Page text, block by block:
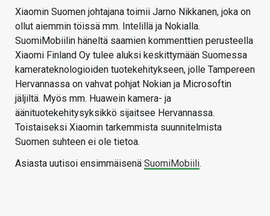
Xiaomin Suomen johtajana toimii Jarno Nikkanen, joka on
ollut aiemmin töissä mm. Intelillä ja Nokialla.
SuomiMobiilin häneltä saamien kommenttien perusteella
Xiaomi Finland Oy tulee aluksi keskittymään Suomessa
kamerateknologioiden tuotekehitykseen, jolle Tampereen
Hervannassa on vahvat pohjat Nokian ja Microsoftin
jäljiltä. Myös mm. Huawein kamera- ja
äänituotekehitysyksikkö sijaitsee Hervannassa.
Toistaiseksi Xiaomin tarkemmista suunnitelmista
Suomen suhteen ei ole tietoa.
Asiasta uutisoi ensimmäisenä SuomiMobiili.